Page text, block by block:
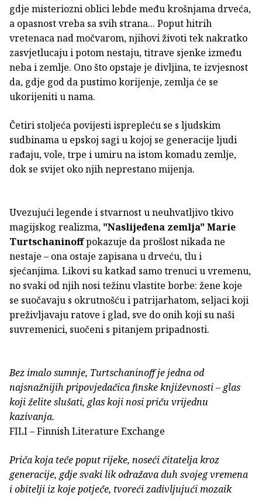
gdje misteriozni oblici lebde među krošnjama drveća,
a opasnost vreba sa svih strana... Poput hitrih
vretenaca nad močvarom, njihovi životi tek nakratko
zasvjetlucaju i potom nestaju, titrave sjenke između
neba i zemlje. Ono što opstaje je divljina, te izvjesnost
da, gdje god da pustimo korijenje, zemlja će se
ukorijeniti u nama.
Četiri stoljeća povijesti isprepleću se s ljudskim
sudbinama u epskoj sagi u kojoj se generacije ljudi
rađaju, vole, trpe i umiru na istom komadu zemlje,
dok se svijet oko njih neprestano mijenja.
Uvezujući legende i stvarnost u neuhvatljivo tkivo
magijskog realizma, "Naslijeđena zemlja" Marie
Turtschaninoffpokazuje da prošlost nikada ne
nestaje – ona ostaje zapisana u drveću, tlu i
sjećanjima. Likovi su katkad samo trenuci u vremenu,
no svaki od njih nosi težinu vlastite borbe: žene koje
se suočavaju s okrutnošću i patrijarhatom, seljaci koji
preživljavaju ratove i glad, sve do onih koji su naši
suvremenici, suočeni s pitanjem pripadnosti.
Bez imalo sumnje, Turtschaninoff je jedna od
najsnažnijih pripovjedačica finske književnosti – glas
koji želite slušati, glas koji nosi priču vrijednu
kazivanja.
FILI – Finnish Literature Exchange
Priča koja teče poput rijeke, noseći čitatelja kroz
generacije, gdje svaki lik odražava duh svojeg vremena
i obitelji iz koje potječe, tvoreći zadivljujući mozaik